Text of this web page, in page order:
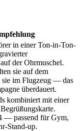
in einer Ton-in-Ton-
der Ohrmuschel.
sie auf dem
sie im Flugzeug — das
überdauert.
kombiniert mit einer
— passend für Gym,
Stand-up.